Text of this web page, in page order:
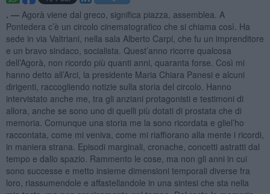
. — Agorà viene dal greco, significa piazza, assemblea. A
Pontedera c’è un circolo cinematografico che si chiama così. Ha
sede in via Valtriani, nella sala Alberto Carpi, che fu un imprenditore
e un bravo sindaco, socialista. Quest’anno ricorre qualcosa
dell’Agorà, non ricordo più quanti anni, quaranta forse. Così mi
hanno detto all’Arci, la presidente Maria Chiara Panesi e alcuni
dirigenti, raccogliendo notizie sulla storia del circolo. Hanno
intervistato anche me, tra gli anziani protagonisti e testimoni di
allora, anche se sono uno di quelli più dotati di prostata che di
memoria. Comunque una storia me la sono ricordata e gliel’ho
raccontata, come mi veniva, come mi riaffiorano alla mente i ricordi,
in maniera strana. Episodi marginali, cronache, concetti astratti dal
tempo e dallo spazio. Rammento le cose, ma non gli anni in cui
sono successe e metto insieme dimensioni temporali diverse fra
loro, riassumendole e affastellandole in una sintesi che sta nella